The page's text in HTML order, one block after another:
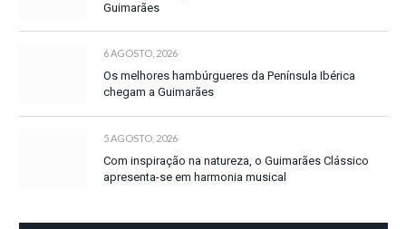
Guimarães
6 AGOSTO, 2026
Os melhores hambúrgueres da Península Ibérica
chegam a Guimarães
5 AGOSTO, 2026
Com inspiração na natureza, o Guimarães Clássico
apresenta-se em harmonia musical